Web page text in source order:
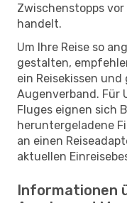
Zwischenstopps
handelt.
Um Ihre Reise so
gestalten,
ein Reisekissen
Augenverband. Für
Fluges eignen sich
heruntergeladene
an einen
aktuellen
Informationen